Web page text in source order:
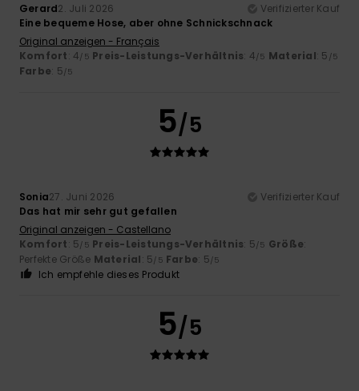
Gerard2. Juli 2026
Verifizierter Kauf
Eine bequeme Hose, aber ohne Schnickschnack
Original anzeigen - Français
Komfort: 4/5 Preis-Leistungs-Verhältnis: 4/5 Material: 5 /5
Farbe: 5/5
5/5
Sonia27. Juni 2026
Verifizierter Kauf
Das hat mir sehr gut gefallen
Original anzeigen - Castellano
Komfort: 5/5 Preis-Leistungs-Verhältnis: 5/5 Größe:
Perfekte Größe Material: 5/5 Farbe: 5/5
Ich empfehle dieses Produkt
5/5